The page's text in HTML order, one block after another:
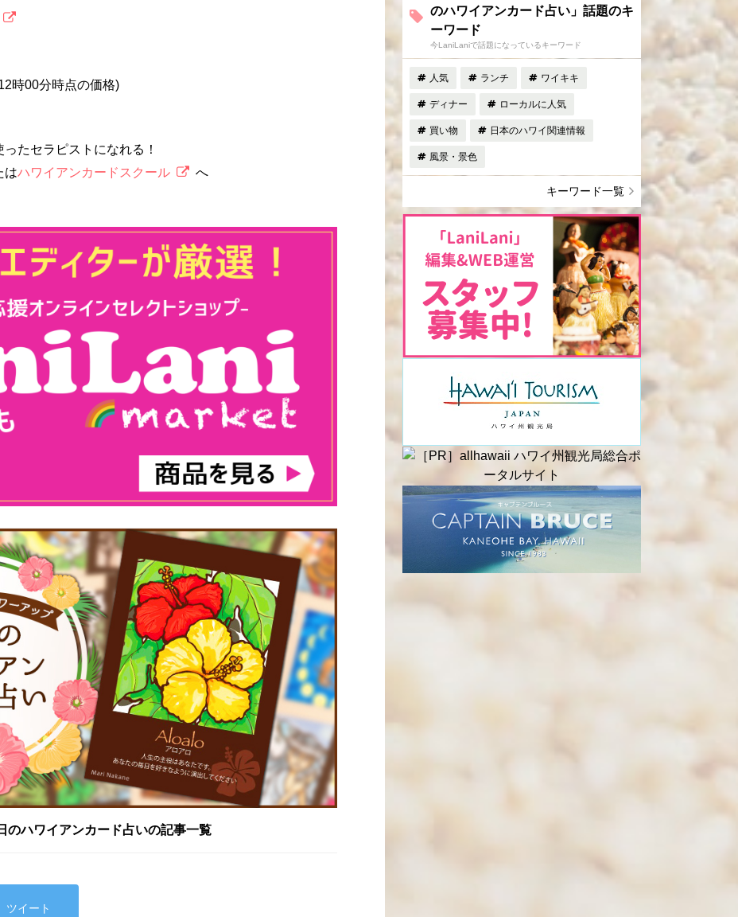
時00分時点の価格)
たセラピストになれる！
はハワイアンカードスクール へ
のハワイアンカード占いの記事一覧
ツイート
のハワイアンカード占い」話題のキ
ーワード
今LaniLaniで話題になっているキーワード
人気 ランチ ワイキキ
ディナー ローカルに人気
買い物 日本のハワイ関連情報
風景・景色
キーワード一覧